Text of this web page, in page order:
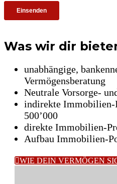
Was wir dir
unabhängige,
Vermögensberatung
Neutrale Vorsorge-
indirekte
500’000
direkte Immobilien-
Aufbau Immobilien-
WIE DEIN VERMÖGEN